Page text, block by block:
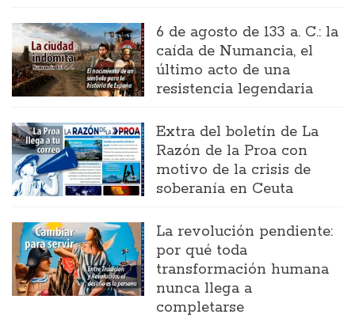
6 de agosto de 133 a. C.: la
caída de Numancia, el
último acto de una
resistencia legendaria
Extra del boletín de La
Razón de la Proa con
motivo de la crisis de
soberanía en Ceuta
La revolución pendiente:
por qué toda
transformación humana
nunca llega a
completarse